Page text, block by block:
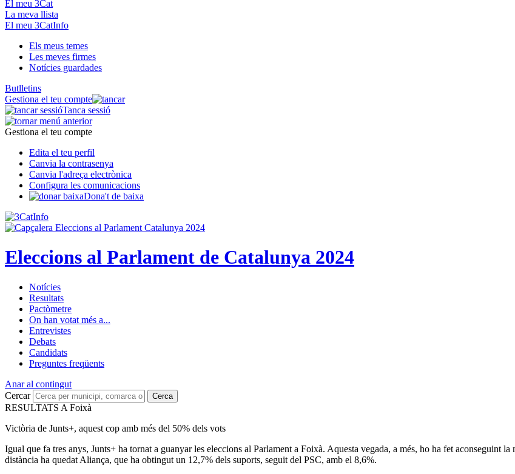
El meu 3Cat
La meva llista
El meu 3CatInfo
Els meus temes
Les meves firmes
Notícies guardades
Butlletins
Gestiona el teu compte
Tanca sessió
Gestiona el teu compte
Edita el teu perfil
Canvia la contrasenya
Canvia l'adreça electrònica
Configura les comunicacions
Dona't de baixa
Eleccions al Parlament de Catalunya 2024
Notícies
Resultats
Pactòmetre
On han votat més a...
Entrevistes
Debats
Candidats
Preguntes freqüents
Anar al contingut
Cercar
Cerca
RESULTATS A Foixà
Victòria de Junts+, aquest cop amb més del 50% dels vots
Igual que fa tres anys, Junts+ ha tornat a guanyar les eleccions al Parlament a Foixà. Aquesta vegada, a més, ho ha fet aconseguint
distància ha quedat Aliança, que ha obtingut un 12,7% dels suports, seguit del PSC, amb el 8,6%.